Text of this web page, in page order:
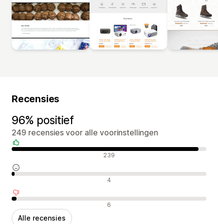
Recensies
96% positief
249 recensies voor alle voorinstellingen
Positieve recensies 239
Neutrale recensies 4
Negatieve recensies 6
Alle recensies